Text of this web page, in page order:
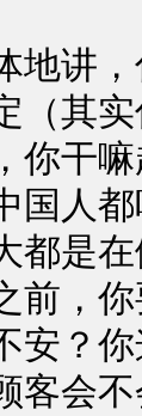
讲，
（其
你干
国人
都是
前，
安？
客会